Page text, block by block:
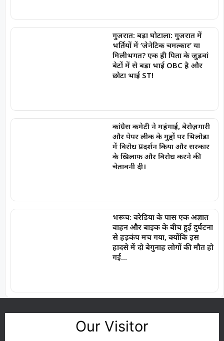
गुजरात: बड़ा घोटाला: गुजरात में
भर्तियों में ‘जेनेटिक चमत्कार’ या
मिलीभगत? एक ही पिता के जुड़वां
बेटों में से बड़ा भाई OBC है और
छोटा भाई ST!
कांग्रेस कमेटी ने महंगाई, बेरोज़गारी
और पेपर लीक के मुद्दों पर भिलोडा
में विरोध प्रदर्शन किया और सरकार
के ख़िलाफ़ और विरोध करने की
चेतावनी दी।
भरूच: वरेडिया के पास एक अज्ञात
वाहन और बाइक के बीच हुई दुर्घटना
से हड़कंप मच गया, क्योंकि इस
हादसे में दो बेगुनाह लोगों की मौत हो
गई…
Our Visitor